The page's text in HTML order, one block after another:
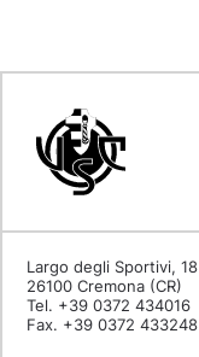
Largo degli Sportivi, 18
26100 Cremona (CR)
Tel. +39 0372 434016
Fax. +39 0372 433248